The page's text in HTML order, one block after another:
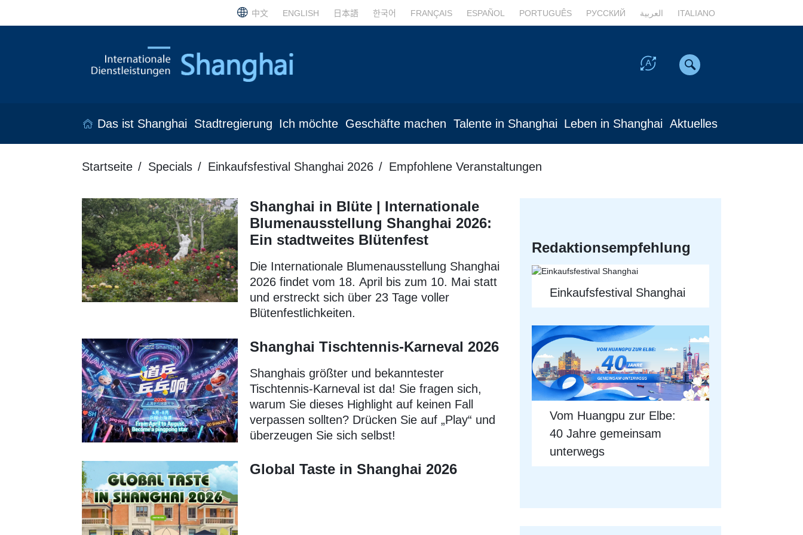
中文 ENGLISH 日本語 한국어 FRANÇAIS ESPAÑOL PORTUGUÊS РУССКИЙ العربية ITALIANO
Das ist Shanghai Stadtregierung Ich möchte Geschäfte machen Talente in Shanghai Leben in Shanghai Aktuelles
Startseite Specials Einkaufsfestival Shanghai 2026 Empfohlene Veranstaltungen
Shanghai in Blüte | Internationale
Blumenausstellung Shanghai 2026:
Ein stadtweites Blütenfest
Die Internationale Blumenausstellung Shanghai
2026 findet vom 18. April bis zum 10. Mai statt
und erstreckt sich über 23 Tage voller
Blütenfestlichkeiten.
Shanghai Tischtennis-Karneval 2026
Shanghais größter und bekanntester
Tischtennis-Karneval ist da! Sie fragen sich,
warum Sie dieses Highlight auf keinen Fall
verpassen sollten? Drücken Sie auf „Play“ und
überzeugen Sie sich selbst!
Global Taste in Shanghai 2026
Redaktionsempfehlung
Einkaufsfestival Shanghai
Vom Huangpu zur Elbe:
40 Jahre gemeinsam
unterwegs